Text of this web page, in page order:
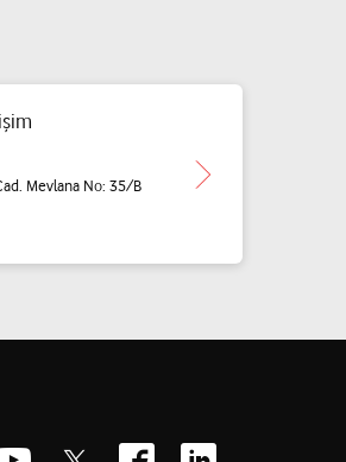
Mevlana No: 35/B